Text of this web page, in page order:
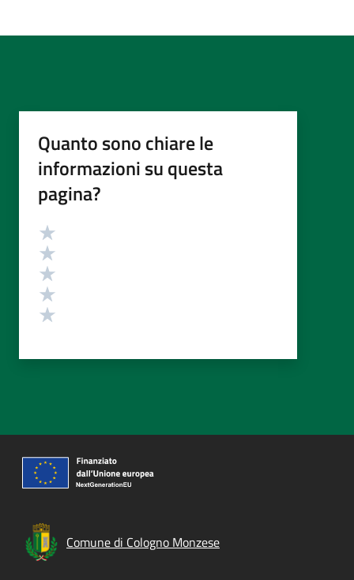
Quanto sono chiare le
informazioni su questa
pagina?
Valutazione
Comune di Cologno Monzese